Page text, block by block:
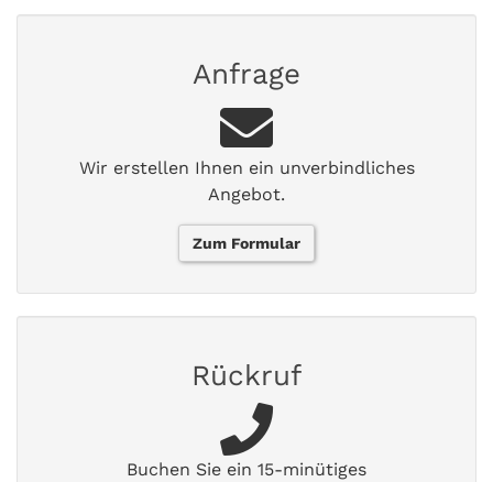
Anfrage
Wir erstellen Ihnen ein unverbindliches
Angebot.
Zum Formular
Rückruf
Buchen Sie ein 15-minütiges